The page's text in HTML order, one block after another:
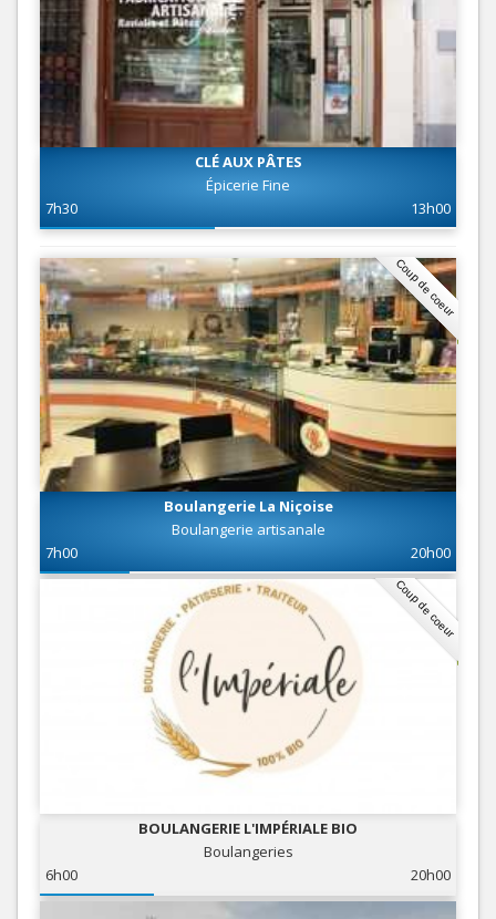
CLÉ AUX PÂTES
Épicerie Fine
7h30
13h00
Coup de coeur
Boulangerie La Niçoise
Boulangerie artisanale
7h00
20h00
Coup de coeur
BOULANGERIE L'IMPÉRIALE BIO
Boulangeries
6h00
20h00